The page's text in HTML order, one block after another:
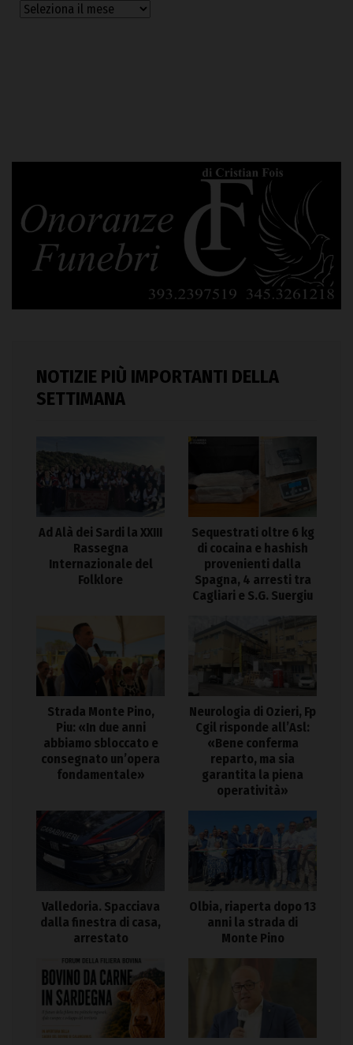
Archivi
NOTIZIE PIÙ IMPORTANTI DELLA
SETTIMANA
Ad Alà dei Sardi la XXIII
Rassegna
Internazionale del
Folklore
Sequestrati oltre 6 kg
di cocaina e hashish
provenienti dalla
Spagna, 4 arresti tra
Cagliari e S.G. Suergiu
Strada Monte Pino,
Piu: «In due anni
abbiamo sbloccato e
consegnato un’opera
fondamentale»
Neurologia di Ozieri, Fp
Cgil risponde all’Asl:
«Bene conferma
reparto, ma sia
garantita la piena
operatività»
Valledoria. Spacciava
dalla finestra di casa,
arrestato
Olbia, riaperta dopo 13
anni la strada di
Monte Pino